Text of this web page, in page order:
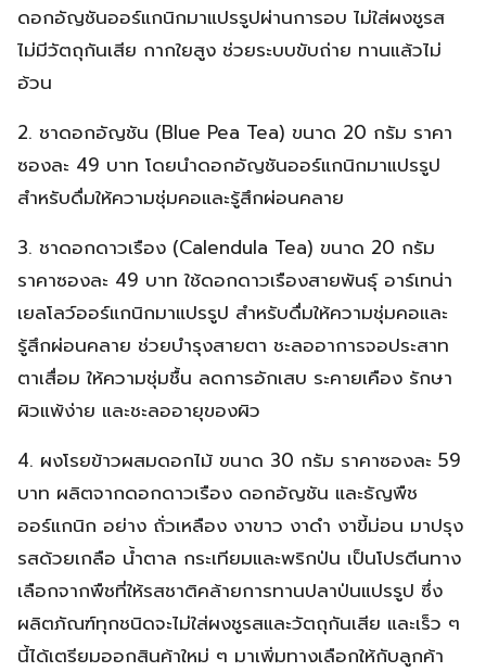
ดอกอัญชันออร์แกนิกมาแปรรูปผ่านการอบ ไม่ใส่ผงชูรส
ไม่มีวัตถุกันเสีย กากใยสูง ช่วยระบบขับถ่าย ทานแล้วไม่
อ้วน
2. ชาดอกอัญชัน (Blue Pea Tea) ขนาด 20 กรัม ราคา
ซองละ 49 บาท โดยนำดอกอัญชันออร์แกนิกมาแปรรูป
สำหรับดื่มให้ความชุ่มคอและรู้สึกผ่อนคลาย
3. ชาดอกดาวเรือง (Calendula Tea) ขนาด 20 กรัม
ราคาซองละ 49 บาท ใช้ดอกดาวเรืองสายพันธุ์ อาร์เทน่า
เยลโลว์ออร์แกนิกมาแปรรูป สำหรับดื่มให้ความชุ่มคอและ
รู้สึกผ่อนคลาย ช่วยบำรุงสายตา ชะลออาการจอประสาท
ตาเสื่อม ให้ความชุ่มชื้น ลดการอักเสบ ระคายเคือง รักษา
ผิวแพ้ง่าย และชะลออายุของผิว
4. ผงโรยข้าวผสมดอกไม้ ขนาด 30 กรัม ราคาซองละ 59
บาท ผลิตจากดอกดาวเรือง ดอกอัญชัน และธัญพืช
ออร์แกนิก อย่าง ถั่วเหลือง งาขาว งาดำ งาขี้ม่อน มาปรุง
รสด้วยเกลือ น้ำตาล กระเทียมและพริกป่น เป็นโปรตีนทาง
เลือกจากพืชที่ให้รสชาติคล้ายการทานปลาป่นแปรรูป ซึ่ง
ผลิตภัณฑ์ทุกชนิดจะไม่ใส่ผงชูรสและวัตถุกันเสีย และเร็ว ๆ
นี้ได้เตรียมออกสินค้าใหม่ ๆ มาเพิ่มทางเลือกให้กับลูกค้า